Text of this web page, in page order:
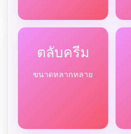
ตลับครีม
ขนาดหลากหลาย